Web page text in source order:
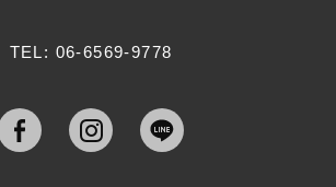
TEL: 06-6569-9778